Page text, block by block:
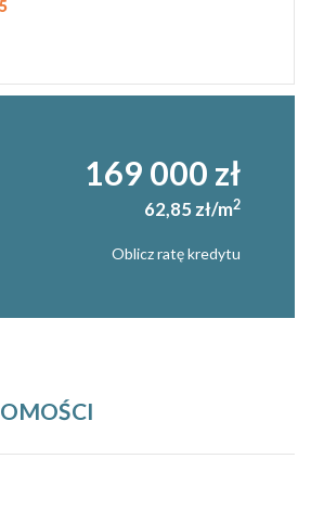
169 000 zł
62,85 zł/m2
Oblicz ratę kredytu